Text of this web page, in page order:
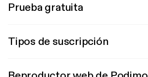
Prueba gratuita
Tipos de suscripción